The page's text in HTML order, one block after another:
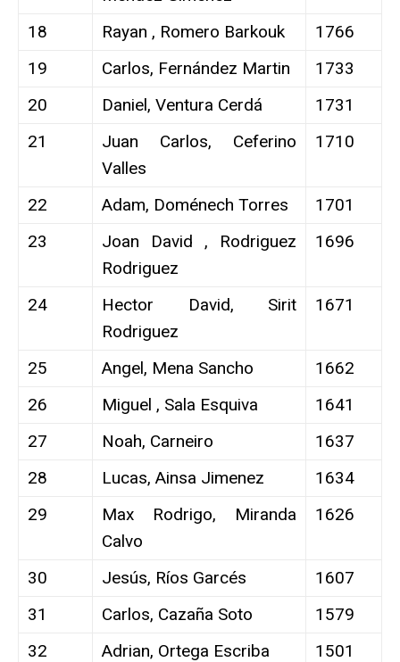
18
Rayan , Romero Barkouk
1766
19
Carlos, Fernández Martin
1733
20
Daniel, Ventura Cerdá
1731
21
Juan Carlos, Ceferino
Valles
1710
22 Adam, Doménech Torres
1701
23
Joan David , Rodriguez
Rodriguez
1696
24
Hector David, Sirit
Rodriguez
1671
25 Angel, Mena Sancho
1662
26
Miguel , Sala Esquiva
1641
27
Noah, Carneiro
1637
28
Lucas, Ainsa Jimenez
1634
29
Max Rodrigo, Miranda
Calvo
1626
30 Jesús, Ríos Garcés
1607
31
Carlos, Cazaña Soto
1579
32
Adrian, Ortega Escriba
1501